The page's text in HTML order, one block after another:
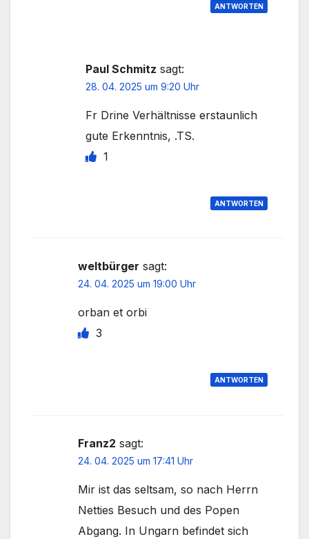
ANTWORTEN
Paul Schmitz sagt:
28. 04. 2025 um 9:20 Uhr
Fr Drine Verhältnisse erstaunlich
gute Erkenntnis, .TS.
1
ANTWORTEN
weltbürger sagt:
24. 04. 2025 um 19:00 Uhr
orban et orbi
3
ANTWORTEN
Franz2 sagt:
24. 04. 2025 um 17:41 Uhr
Mir ist das seltsam, so nach Herrn
Netties Besuch und des Popen
Abgang. In Ungarn befindet sich